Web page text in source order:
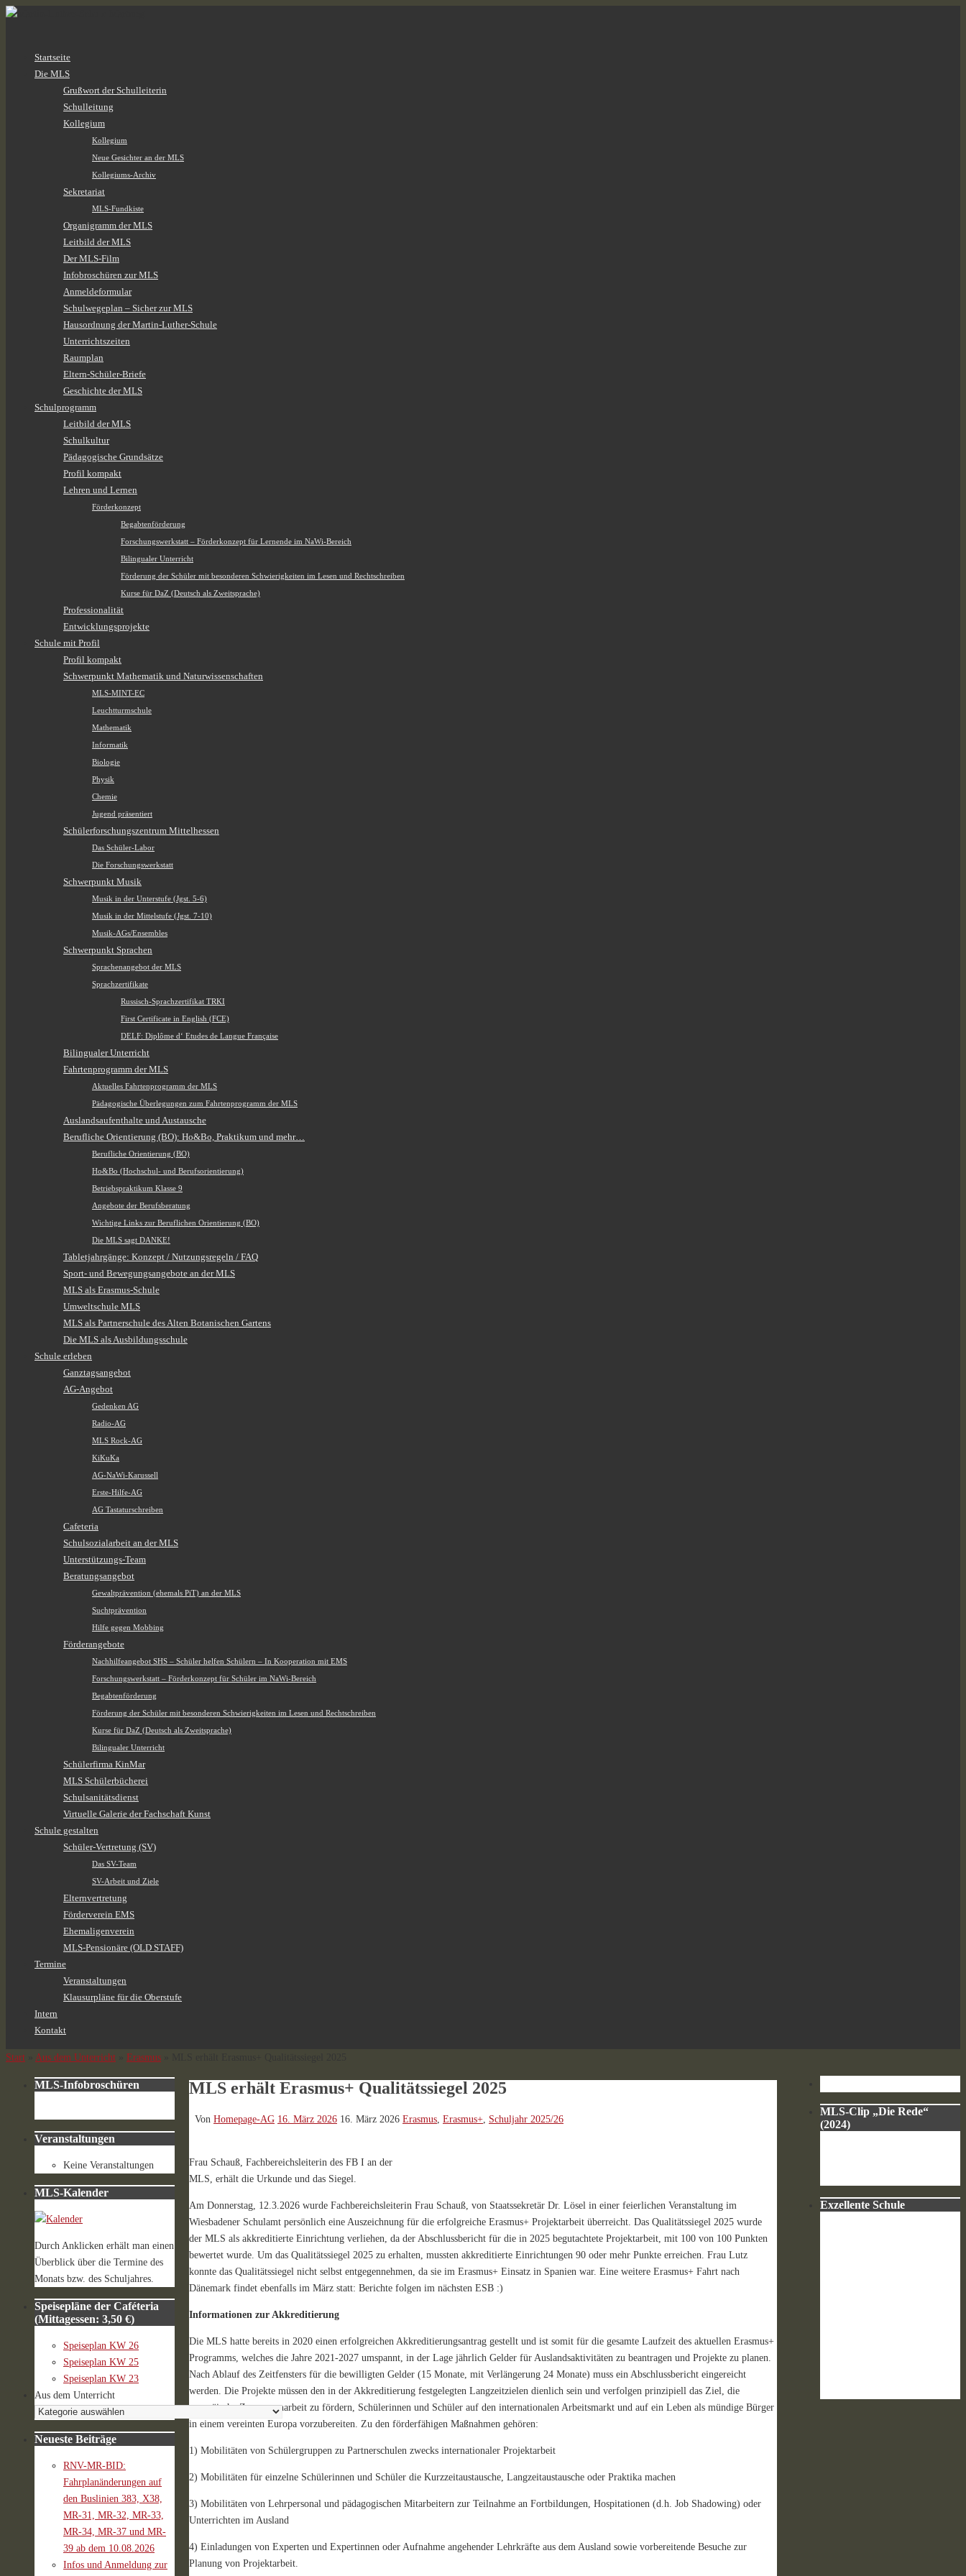
Startseite
Die MLS
Grußwort der Schulleiterin
Schulleitung
Kollegium
Kollegium
Neue Gesichter an der MLS
Kollegiums-Archiv
Sekretariat
MLS-Fundkiste
Organigramm der MLS
Leitbild der MLS
Der MLS-Film
Infobroschüren zur MLS
Anmeldeformular
Schulwegeplan – Sicher zur MLS
Hausordnung der Martin-Luther-Schule
Unterrichtszeiten
Raumplan
Eltern-Schüler-Briefe
Geschichte der MLS
Schulprogramm
Leitbild der MLS
Schulkultur
Pädagogische Grundsätze
Profil kompakt
Lehren und Lernen
Förderkonzept
Begabtenförderung
Forschungswerkstatt – Förderkonzept für Lernende im NaWi-Bereich
Bilingualer Unterricht
Förderung der Schüler mit besonderen Schwierigkeiten im Lesen und Rechtschreiben
Kurse für DaZ (Deutsch als Zweitsprache)
Professionalität
Entwicklungsprojekte
Schule mit Profil
Profil kompakt
Schwerpunkt Mathematik und Naturwissenschaften
MLS-MINT-EC
Leuchtturmschule
Mathematik
Informatik
Biologie
Physik
Chemie
Jugend präsentiert
Schülerforschungszentrum Mittelhessen
Das Schüler-Labor
Die Forschungswerkstatt
Schwerpunkt Musik
Musik in der Unterstufe (Jgst. 5-6)
Musik in der Mittelstufe (Jgst. 7-10)
Musik-AGs/Ensembles
Schwerpunkt Sprachen
Sprachenangebot der MLS
Sprachzertifikate
Russisch-Sprachzertifikat TRKI
First Certificate in English (FCE)
DELF: Diplôme d‘ Etudes de Langue Française
Bilingualer Unterricht
Fahrtenprogramm der MLS
Aktuelles Fahrtenprogramm der MLS
Pädagogische Überlegungen zum Fahrtenprogramm der MLS
Auslandsaufenthalte und Austausche
Berufliche Orientierung (BO): Ho&Bo, Praktikum und mehr…
Berufliche Orientierung (BO)
Ho&Bo (Hochschul- und Berufsorientierung)
Betriebspraktikum Klasse 9
Angebote der Berufsberatung
Wichtige Links zur Beruflichen Orientierung (BO)
Die MLS sagt DANKE!
Tabletjahrgänge: Konzept / Nutzungsregeln / FAQ
Sport- und Bewegungsangebote an der MLS
MLS als Erasmus-Schule
Umweltschule MLS
MLS als Partnerschule des Alten Botanischen Gartens
Die MLS als Ausbildungsschule
Schule erleben
Ganztagsangebot
AG-Angebot
Gedenken AG
Radio-AG
MLS Rock-AG
KiKuKa
AG-NaWi-Karussell
Erste-Hilfe-AG
AG Tastaturschreiben
Cafeteria
Schulsozialarbeit an der MLS
Unterstützungs-Team
Beratungsangebot
Gewaltprävention (ehemals PiT) an der MLS
Suchtprävention
Hilfe gegen Mobbing
Förderangebote
Nachhilfeangebot SHS – Schüler helfen Schülern – In Kooperation mit EMS
Forschungswerkstatt – Förderkonzept für Schüler im NaWi-Bereich
Begabtenförderung
Förderung der Schüler mit besonderen Schwierigkeiten im Lesen und Rechtschreiben
Kurse für DaZ (Deutsch als Zweitsprache)
Bilingualer Unterricht
Schülerfirma KinMar
MLS Schülerbücherei
Schulsanitätsdienst
Virtuelle Galerie der Fachschaft Kunst
Schule gestalten
Schüler-Vertretung (SV)
Das SV-Team
SV-Arbeit und Ziele
Elternvertretung
Förderverein EMS
Ehemaligenverein
MLS-Pensionäre (OLD STAFF)
Termine
Veranstaltungen
Klausurpläne für die Oberstufe
Intern
Kontakt
Start Aus dem Unterricht Erasmus
MLS erhält Erasmus+ Qualitätssiegel 2025
Von Homepage-AG 16. März 2026 16. März 2026 Erasmus Erasmus+ Schuljahr 2025/26
Frau Schauß, Fachbereichsleiterin des FB I an der
MLS, erhält die Urkunde und das Siegel.
Am Donnerstag, 12.3.2026 wurde Fachbereichsleiterin Frau Schauß, von Staatssekretär Dr. Lösel in einer feierlichen Veranstaltung im
Wiesbadener Schulamt persönlich eine Auszeichnung für die erfolgreiche Erasmus+ Projektarbeit überreicht. Das Qualitätssiegel 2025 wurde
der MLS als akkreditierte Einrichtung verliehen, da der Abschlussbericht für die in 2025 begutachtete Projektarbeit, mit 100 von 100 Punkten
bewertet wurde. Um das Qualitätssiegel 2025 zu erhalten, mussten akkreditierte Einrichtungen 90 oder mehr Punkte erreichen. Frau Lutz
konnte das Qualitätssiegel nicht selbst entgegennehmen, da sie im Erasmus+ Einsatz in Spanien war. Eine weitere Erasmus+ Fahrt nach
Dänemark findet ebenfalls im März statt: Berichte folgen im nächsten ESB :)
Informationen zur Akkreditierung
Die MLS hatte bereits in 2020 einen erfolgreichen Akkreditierungsantrag gestellt und ist somit für die gesamte Laufzeit des aktuellen Erasmus+
Programms, welches die Jahre 2021-2027 umspannt, in der Lage jährlich Gelder für Auslandsaktivitäten zu beantragen und Projekte zu planen.
Nach Ablauf des Zeitfensters für die bewilligten Gelder (15 Monate, mit Verlängerung 24 Monate) muss ein Abschlussbericht eingereicht
werden. Die Projekte müssen den in der Akkreditierung festgelegten Langzeitzielen dienlich sein und verfolgen prinzipiell das Ziel, die
europäische Zusammenarbeit zu fördern, Schülerinnen und Schüler auf den internationalen Arbeitsmarkt und auf ein Leben als mündige Bürger
in einem vereinten Europa vorzubereiten. Zu den förderfähigen Maßnahmen gehören:
1) Mobilitäten von Schülergruppen zu Partnerschulen zwecks internationaler Projektarbeit
2) Mobilitäten für einzelne Schülerinnen und Schüler die Kurzzeitaustausche, Langzeitaustausche oder Praktika machen
3) Mobilitäten von Lehrpersonal und pädagogischen Mitarbeitern zur Teilnahme an Fortbildungen, Hospitationen (d.h. Job Shadowing) oder
Unterrichten im Ausland
4) Einladungen von Experten und Expertinnen oder Aufnahme angehender Lehrkräfte aus dem Ausland sowie vorbereitende Besuche zur
Planung von Projektarbeit.
MLS-Infobroschüren
Veranstaltungen
Keine Veranstaltungen
MLS-Kalender
Durch Anklicken erhält man einen
Überblick über die Termine des
Monats bzw. des Schuljahres.
Speisepläne der Caféteria
(Mittagessen: 3,50 €)
Speiseplan KW 26
Speiseplan KW 25
Speiseplan KW 23
Aus dem Unterricht
Neueste Beiträge
RNV-MR-BID:
Fahrplanänderungen auf
den Buslinien 383, X38,
MR-31, MR-32, MR-33,
MR-34, MR-37 und MR-
39 ab dem 10.08.2026
Infos und Anmeldung zur
MLS-Clip „Die Rede“
(2024)
Exzellente Schule